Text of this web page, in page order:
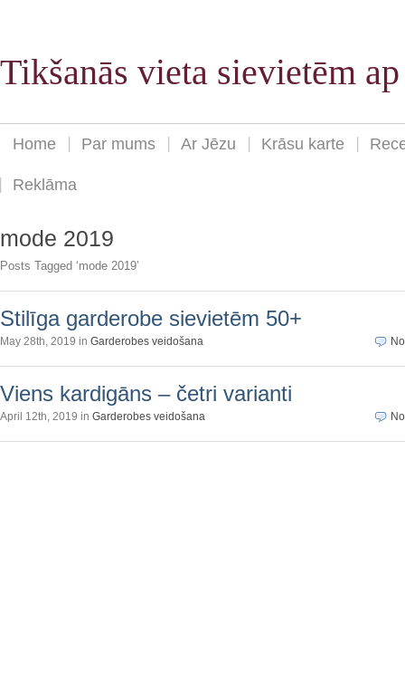
Tikšanās vieta sievietēm
Home Par mums Ar Jēzu Krāsu karte
Reklāma
mode 2019
Posts Tagged ‘mode 2019’
Stilīga garderobe sievietēm 50+
May 28th, 2019 in Garderobes veidošana
Viens kardigāns – četri varianti
April 12th, 2019 in Garderobes veidošana